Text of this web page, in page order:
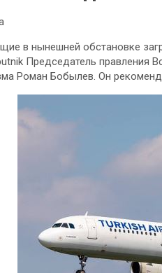
в нынешней обстановке
Председатель правления
Роман Бобылев. Он